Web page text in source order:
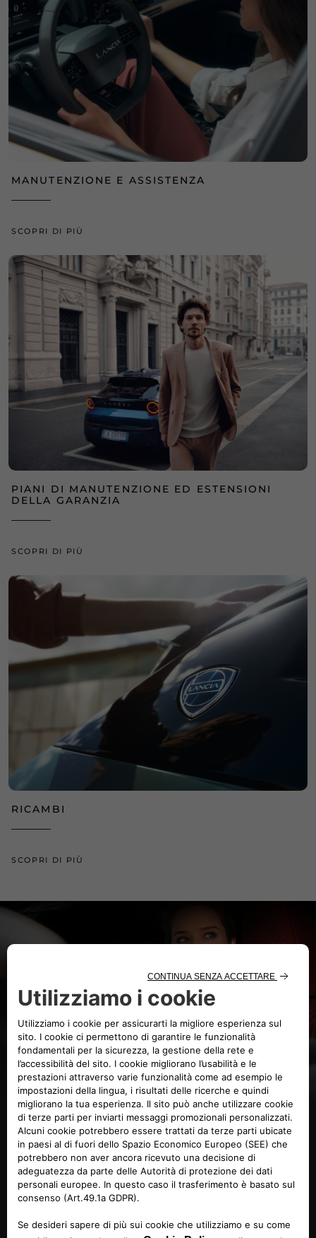
MANUTENZIONE E ASSISTENZA
SCOPRI DI PIÙ
PIANI DI MANUTENZIONE ED ESTENSIONI
DELLA GARANZIA
SCOPRI DI PIÙ
RICAMBI
SCOPRI DI PIÙ
Accessori autentici
Aggiungi un tocco personale alla tua Lancia con i nostri
Accessori Autentici, gli unici progettati e sviluppati
appositamente per la tua auto.
SCOPRI ACCESSORI AUTENTICI